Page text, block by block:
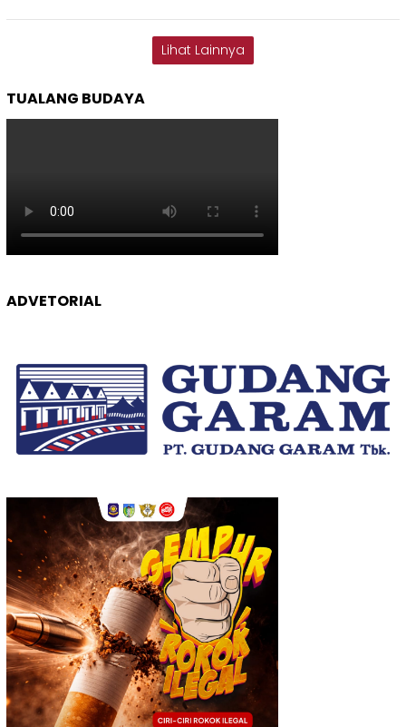
Lihat Lainnya
TUALANG BUDAYA
ADVETORIAL